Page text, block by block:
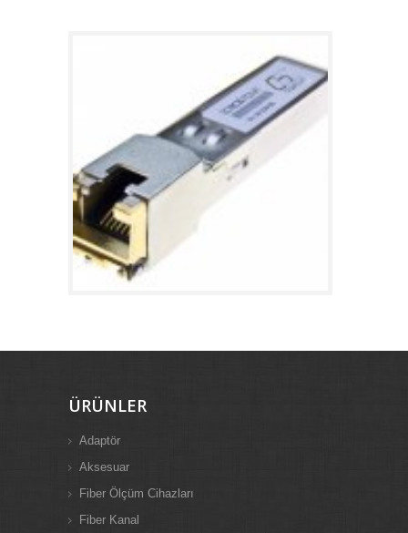
ÜRÜNLER
Adaptör
Aksesuar
Fiber Ölçüm Cihazları
Fiber Kanal